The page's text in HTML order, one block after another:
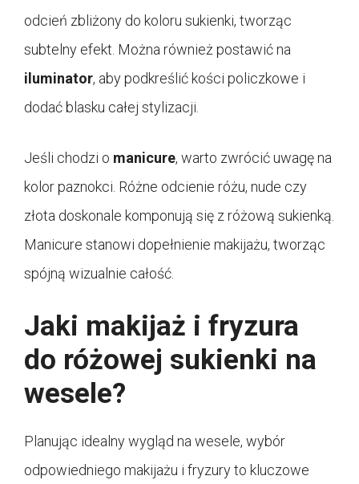
odcień zbliżony do koloru sukienki, tworząc
subtelny efekt. Można również postawić na
iluminator, aby podkreślić kości policzkowe i
dodać blasku całej stylizacji.
Jeśli chodzi o manicure, warto zwrócić uwagę na
kolor paznokci. Różne odcienie różu, nude czy
złota doskonale komponują się z różową sukienką.
Manicure stanowi dopełnienie makijażu, tworząc
spójną wizualnie całość.
Jaki makijaż i fryzura
do różowej sukienki na
wesele?
Planując idealny wygląd na wesele, wybór
odpowiedniego makijażu i fryzury to kluczowe